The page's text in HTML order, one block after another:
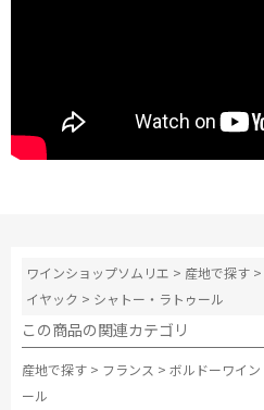
ワインショップソムリエ > 産地で探す >
イヤック > シャトー・ラトゥール
この商品の関連カテゴリ
産地で探す > フランス > ボルドーワイン
ール